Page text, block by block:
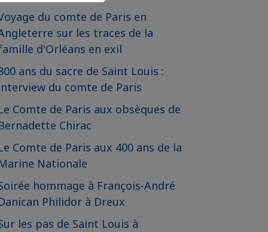
du comte de Paris en
sur les traces de la
d'Orléans en exil
ans du sacre de Saint Louis :
du comte de Paris
Comte de Paris aux obsèques de
Chirac
Comte de Paris aux 400 ans de la
Nationale
hommage à François-André
Philidor à Dreux
les pas de Saint Louis à